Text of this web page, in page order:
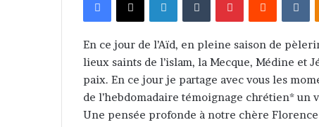
o
u
n
c
En ce jour de l’Aïd, en pleine saison de
lieux saints de l’islam, la Mecque, Médine et
paix. En ce jour je partage avec vous les
de l’hebdomadaire témoignage chrétien* un
Une pensée profonde à notre chère Florence